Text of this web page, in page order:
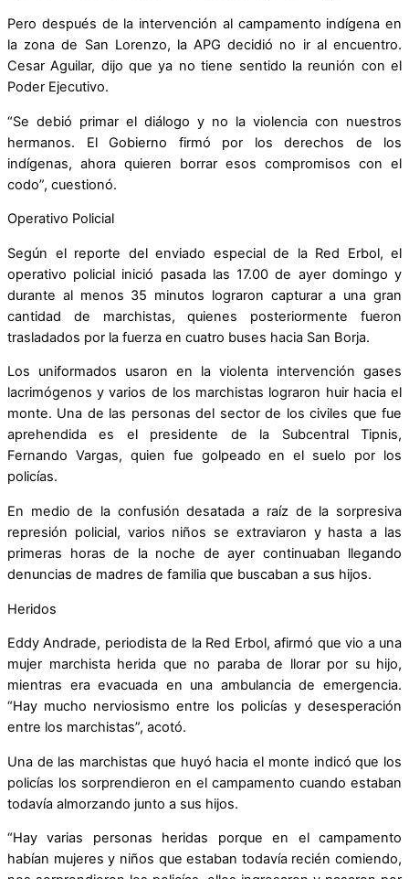
Pero después de la intervención al campamento indígena en
la zona de San Lorenzo, la APG decidió no ir al encuentro.
Cesar Aguilar, dijo que ya no tiene sentido la reunión con el
Poder Ejecutivo.
“Se debió primar el diálogo y no la violencia con nuestros
hermanos. El Gobierno firmó por los derechos de los
indígenas, ahora quieren borrar esos compromisos con el
codo”, cuestionó.
Operativo Policial
Según el reporte del enviado especial de la Red Erbol, el
operativo policial inició pasada las 17.00 de ayer domingo y
durante al menos 35 minutos lograron capturar a una gran
cantidad de marchistas, quienes posteriormente fueron
trasladados por la fuerza en cuatro buses hacia San Borja.
Los uniformados usaron en la violenta intervención gases
lacrimógenos y varios de los marchistas lograron huir hacia el
monte. Una de las personas del sector de los civiles que fue
aprehendida es el presidente de la Subcentral Tipnis,
Fernando Vargas, quien fue golpeado en el suelo por los
policías.
En medio de la confusión desatada a raíz de la sorpresiva
represión policial, varios niños se extraviaron y hasta a las
primeras horas de la noche de ayer continuaban llegando
denuncias de madres de familia que buscaban a sus hijos.
Heridos
Eddy Andrade, periodista de la Red Erbol, afirmó que vio a una
mujer marchista herida que no paraba de llorar por su hijo,
mientras era evacuada en una ambulancia de emergencia.
“Hay mucho nerviosismo entre los policías y desesperación
entre los marchistas”, acotó.
Una de las marchistas que huyó hacia el monte indicó que los
policías los sorprendieron en el campamento cuando estaban
todavía almorzando junto a sus hijos.
“Hay varias personas heridas porque en el campamento
habían mujeres y niños que estaban todavía recién comiendo,